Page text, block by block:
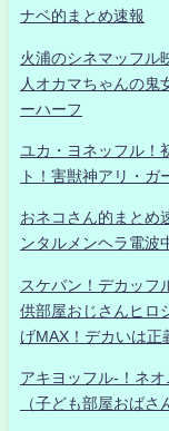
ナベ的まとめ速報
火浦のシネマッフル
人オカマちゃんの鬼
ーハーフ
ユカ・ヨネッフル！
ト！害獣神アリ・
おネコさん的まと
ンタルメンヘラ電波
スケバン！デカッフ
供部屋おじさんヒロ
げMAX！デカいは正
アキヨッフル-！ネ
（子ども部屋おばさ